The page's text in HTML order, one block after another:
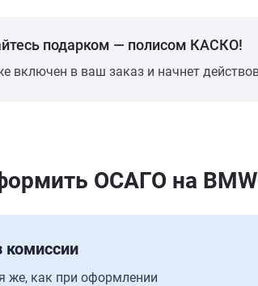
подарком — полисом КАСКО!
включен в ваш заказ и начнет
ОСАГО на BMW
комиссии
же, как при оформлении